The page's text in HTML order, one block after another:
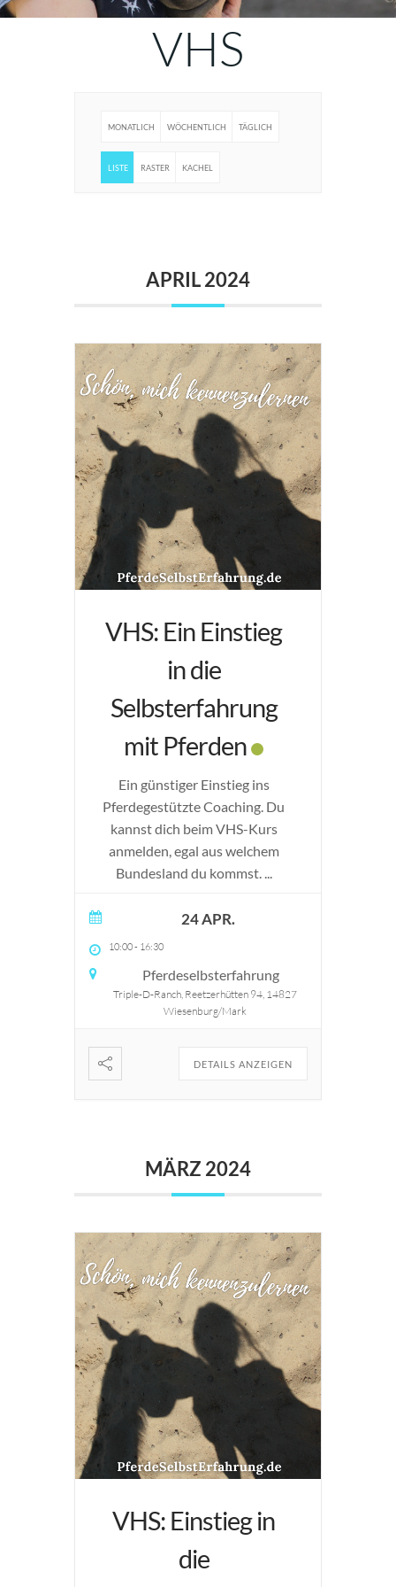
VHS
MONATLICH WÖCHENTLICH TÄGLICH
LISTE RASTER KACHEL
APRIL 2024
VHS: Ein Einstieg
in die
Selbsterfahrung
mit Pferden
Ein günstiger Einstieg ins
Pferdegestützte Coaching. Du
kannst dich beim VHS-Kurs
anmelden, egal aus welchem
Bundesland du kommst. ...
24 APR.
10:00- 16:30
Pferdeselbsterfahrung
Triple-D-Ranch, Reetzerhütten 94, 14827
Wiesenburg/Mark
DETAILS ANZEIGEN
MÄRZ 2024
VHS: Einstieg in
die